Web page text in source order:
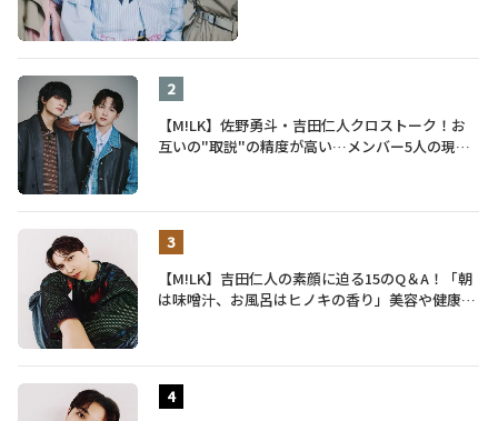
【M!LK】佐野勇斗・吉田仁人クロストーク！お
互いの"取説"の精度が高い…メンバー5人の現在
【M!LK】吉田仁人の素顔に迫る15のQ＆A！「朝
は味噌汁、お風呂はヒノキの香り」美容や健康習